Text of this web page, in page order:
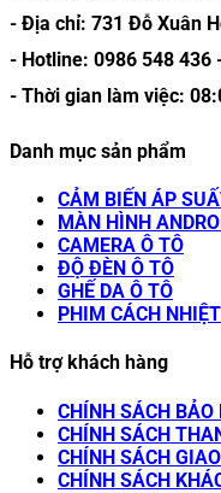
- Địa chỉ: 731 Đỗ Xuân
- Hotline: 0986 548 436
- Thời gian làm việc:
Danh mục sản phẩm
CẢM BIẾN ÁP
MÀN HÌNH
CAMERA Ô TÔ
ĐỘ ĐÈN Ô TÔ
GHẾ DA Ô TÔ
PHIM CÁCH NHIỆT
Hỗ trợ khách hàng
CHÍNH SÁCH BẢO
CHÍNH SÁCH
CHÍNH SÁCH
CHÍNH SÁCH